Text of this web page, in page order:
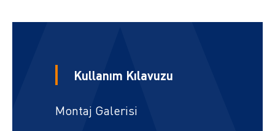
Kullanım Kılavuzu
Montaj Galerisi